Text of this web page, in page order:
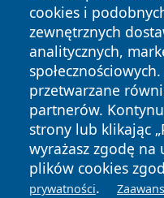
cookies i
zewnętrznych
analitycznych,
przetwarzane
partnerów.
strony lub klikając
wyrażasz zgodę na
plików cookies
prywatności.
Copyright © 2026
zastrzeżone.
News Autorzy